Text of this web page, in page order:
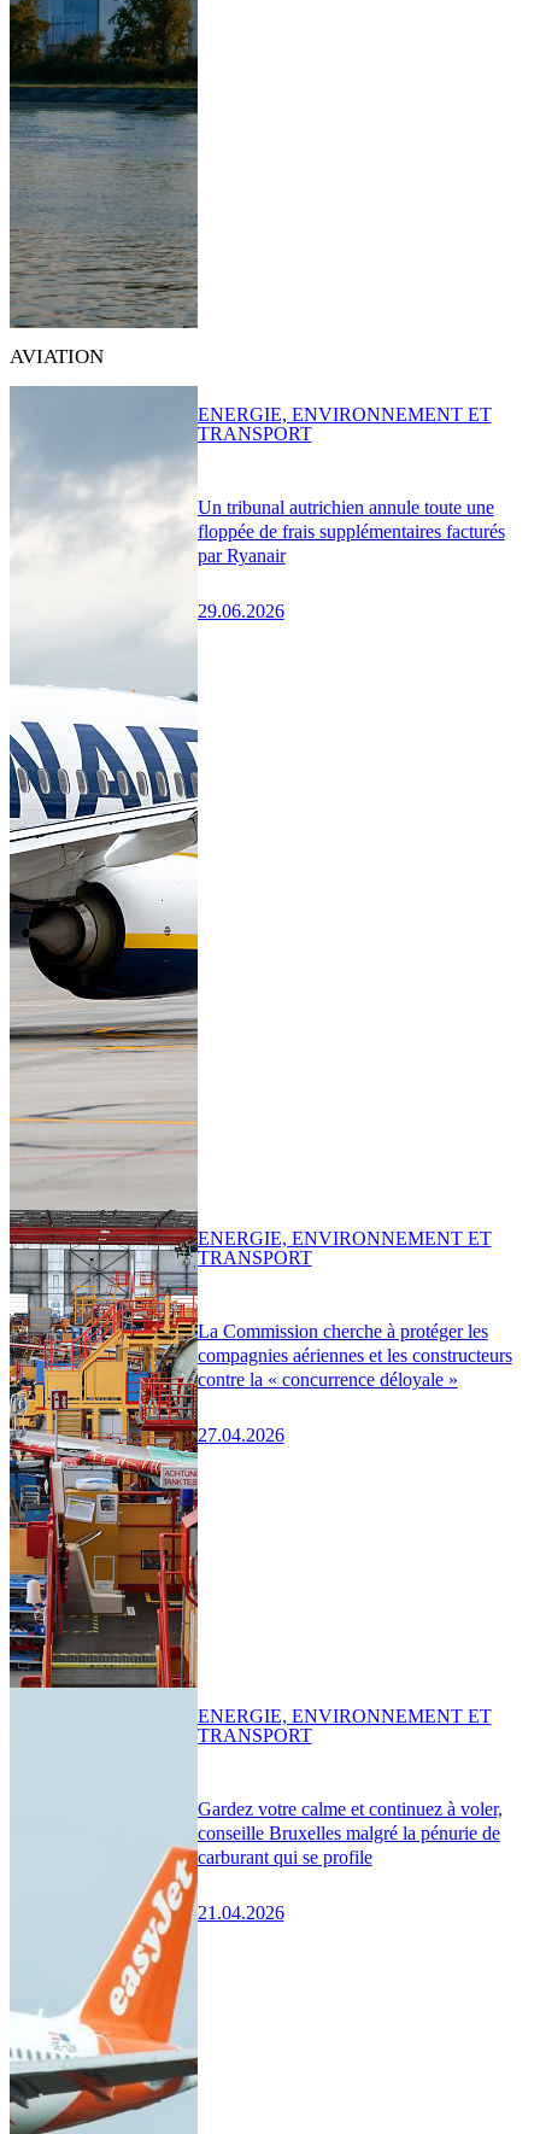
AVIATION
Un tribunal autrichien annule toute une
floppée de frais supplémentaires facturés
par Ryanair
29.06.2026
ENERGIE, ENVIRONNEMENT ET
TRANSPORT
La Commission cherche à protéger les
compagnies aériennes et les constructeurs
contre la « concurrence déloyale »
27.04.2026
ENERGIE, ENVIRONNEMENT ET
TRANSPORT
Gardez votre calme et continuez à voler,
conseille Bruxelles malgré la pénurie de
carburant qui se profile
21.04.2026
ENERGIE, ENVIRONNEMENT ET
TRANSPORT